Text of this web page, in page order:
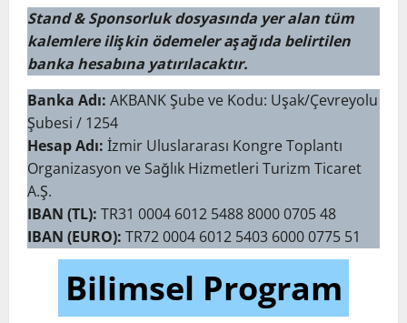
Stand & Sponsorluk dosyasında yer alan tüm
kalemlere ilişkin ödemeler aşağıda belirtilen
banka hesabına yatırılacaktır.
Banka Adı: AKBANK Şube ve Kodu: Uşak/Çevreyolu
Şubesi / 1254
Hesap Adı: İzmir Uluslararası Kongre Toplantı
Organizasyon ve Sağlık Hizmetleri Turizm Ticaret
A.Ş.
IBAN (TL): TR31 0004 6012 5488 8000 0705 48
IBAN (EURO): TR72 0004 6012 5403 6000 0775 51
Bilimsel Program